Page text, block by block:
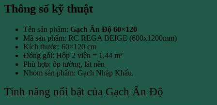
Thông số kỹ thuật
Tên sản phẩm: Gạch Ấn Độ 60×120
Mã sản phẩm: RC REGA BEIGE (600x1200mm)
Kích thước: 60×120 cm
Đóng gói: Hộp 2 viên = 1,44 m²
Phù hợp: ốp tường, lát nền
Nhóm sản phẩm: Gạch Nhập Khẩu.
Tính năng nổi bật của Gạch Ấn Độ